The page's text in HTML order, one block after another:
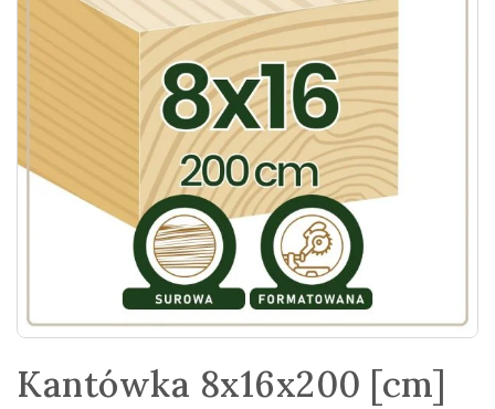
Kantówka 8x16x200 [cm]